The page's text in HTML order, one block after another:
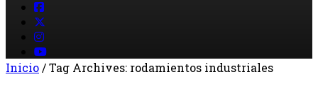
Inicio/Tag Archives: rodamientos industriales